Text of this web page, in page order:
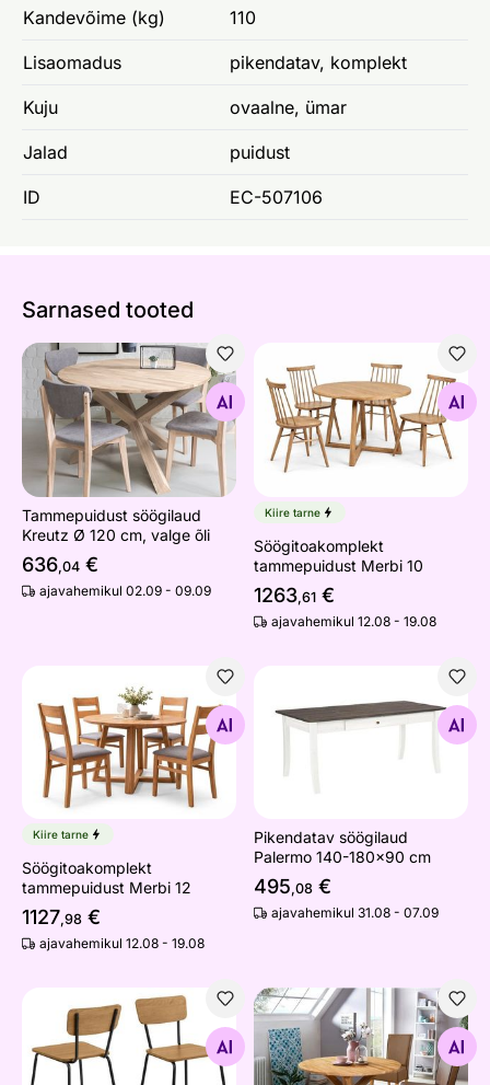
Kandevõime (kg) 110
Lisaomadus pikendatav, komplekt
Kuju ovaalne, ümar
Jalad puidust
ID EC-507106
Sarnased tooted
Tammepuidust söögilaud Kreutz Ø 120 cm, valge õli
Otsi sarnaseid
Tammepuidust söögilaud
Kreutz Ø 120 cm, valge õli
636,04 €
ajavahemikul 02.09 - 09.09
Söögitoakomplekt
Otsi sarnaseid
Kiire tarne
Söögitoakomplekt
tammepuidust Merbi 10
1263,61 €
ajavahemikul 12.08 - 19.08
Söögitoakomplekt tammepuidust Merbi 12
Otsi sarnaseid
Kiire tarne
Söögitoakomplekt
tammepuidust Merbi 12
1127,98 €
ajavahemikul 12.08 - 19.08
Pikendatav söögilaud
Otsi sarnaseid
Pikendatav söögilaud
Palermo 140-180x90 cm
495,08 €
ajavahemikul 31.08 - 07.09
Söögitoolid Santo, 4 tk
Otsi sarnaseid
Tammepuidust söögilaud
Otsi sarnaseid